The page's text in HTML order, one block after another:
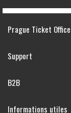
Prague Ticket Office
Support
B2B
Informations utiles